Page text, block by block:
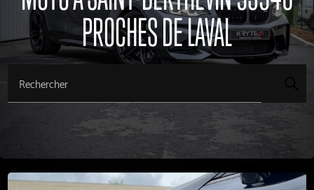
PROCHES DE LAVAL
Rechercher